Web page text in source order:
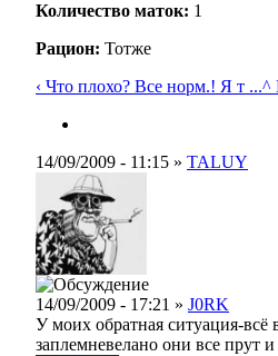
Количество маток: 1
Рацион: Тотже
‹ Что плохо? Все норм.! Я т ...^
14/09/2009 - 11:15 » TALUY
14/09/2009 - 17:21 » J0RK
У моих обратная ситуация-всё
заплемневелано они все прут и